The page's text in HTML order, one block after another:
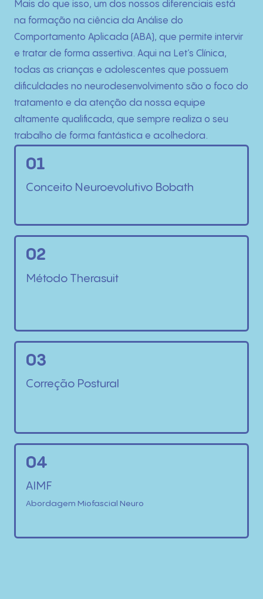
Mais do que isso, um dos nossos diferenciais está
na formação na ciência da Análise do
Comportamento Aplicada (ABA), que permite intervir
e tratar de forma assertiva. Aqui na Let’s Clínica,
todas as crianças e adolescentes que possuem
dificuldades no neurodesenvolvimento são o foco do
tratamento e da atenção da nossa equipe
altamente qualificada, que sempre realiza o seu
trabalho de forma fantástica e acolhedora.
01
Conceito Neuroevolutivo Bobath
02
Método Therasuit
03
Correção Postural
04
AIMF
Abordagem Miofascial Neuro